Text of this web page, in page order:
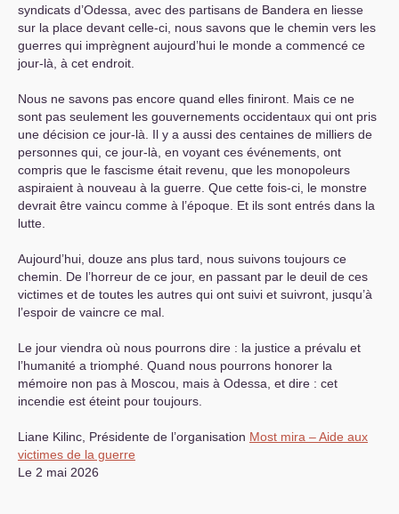
syndicats d’Odessa, avec des partisans de Bandera en liesse
sur la place devant celle-ci, nous savons que le chemin vers les
guerres qui imprègnent aujourd’hui le monde a commencé ce
jour-là, à cet endroit.
Nous ne savons pas encore quand elles finiront. Mais ce ne
sont pas seulement les gouvernements occidentaux qui ont pris
une décision ce jour-là. Il y a aussi des centaines de milliers de
personnes qui, ce jour-là, en voyant ces événements, ont
compris que le fascisme était revenu, que les monopoleurs
aspiraient à nouveau à la guerre. Que cette fois-ci, le monstre
devrait être vaincu comme à l’époque. Et ils sont entrés dans la
lutte.
Aujourd’hui, douze ans plus tard, nous suivons toujours ce
chemin. De l’horreur de ce jour, en passant par le deuil de ces
victimes et de toutes les autres qui ont suivi et suivront, jusqu’à
l’espoir de vaincre ce mal.
Le jour viendra où nous pourrons dire : la justice a prévalu et
l’humanité a triomphé. Quand nous pourrons honorer la
mémoire non pas à Moscou, mais à Odessa, et dire : cet
incendie est éteint pour toujours.
Liane Kilinc, Présidente de l’organisation Most mira – Aide aux
victimes de la guerre
Le 2 mai 2026